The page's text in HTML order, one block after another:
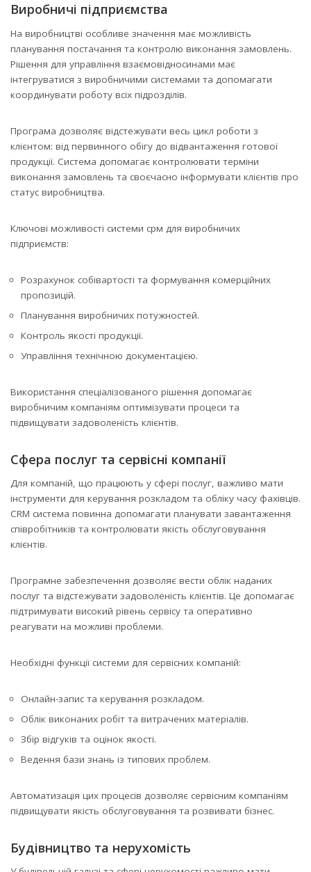
Виробничі підприємства
На виробництві особливе значення має можливість
планування постачання та контролю виконання замовлень.
Рішення для управління взаємовідносинами має
інтегруватися з виробничими системами та допомагати
координувати роботу всіх підрозділів.
Програма дозволяє відстежувати весь цикл роботи з
клієнтом: від первинного обігу до відвантаження готової
продукції. Система допомагає контролювати терміни
виконання замовлень та своєчасно інформувати клієнтів про
статус виробництва.
Ключові можливості системи срм для виробничих
підприємств:
Розрахунок собівартості та формування комерційних
пропозицій.
Планування виробничих потужностей.
Контроль якості продукції.
Управління технічною документацією.
Використання спеціалізованого рішення допомагає
виробничим компаніям оптимізувати процеси та
підвищувати задоволеність клієнтів.
Сфера послуг та сервісні компанії
Для компаній, що працюють у сфері послуг, важливо мати
інструменти для керування розкладом та обліку часу фахівців.
CRM система повинна допомагати планувати завантаження
співробітників та контролювати якість обслуговування
клієнтів.
Програмне забезпечення дозволяє вести облік наданих
послуг та відстежувати задоволеність клієнтів. Це допомагає
підтримувати високий рівень сервісу та оперативно
реагувати на можливі проблеми.
Необхідні функції системи для сервісних компаній:
Онлайн-запис та керування розкладом.
Облік виконаних робіт та витрачених матеріалів.
Збір відгуків та оцінок якості.
Ведення бази знань із типових проблем.
Автоматизація цих процесів дозволяє сервісним компаніям
підвищувати якість обслуговування та розвивати бізнес.
Будівництво та нерухомість